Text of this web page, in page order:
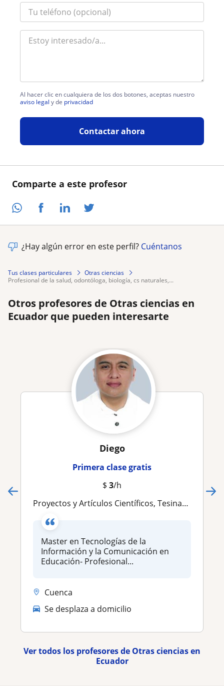
Comparte a este profesor
Al hacer clic en cualquiera de los dos botones, aceptas nuestro
aviso legal y de privacidad
Contactar ahora
¿Hay algún error en este perfil? Cuéntanos
Tus clases particulares
Otras ciencias
profesional de la salud, odontóloga, biología, cs naturales,...
Otros profesores de Otras ciencias en
Ecuador que pueden interesarte
Diego
Primera clase gratis
$ 3/h
Proyectos y Artículos Científicos, Tesinas, TIC, Realidad Aumentada, IA y Big Data
Master en Tecnologías de la
Información y la Comunicación en
Educación- Profesional...
Cuenca
Se desplaza a domicilio
Ver todos los profesores de Otras ciencias en
Ecuador